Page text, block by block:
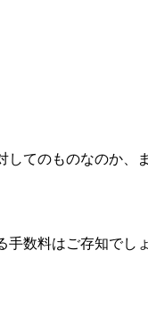
してのものなのか、
数料はご存知でしょ